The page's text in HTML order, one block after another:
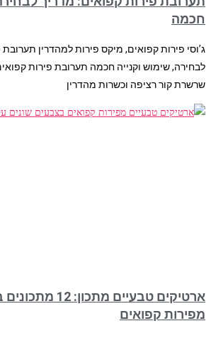
חכמה
ג’וסי פירות קפואים, מיקס פירות למהדרין תערובת
שרשרת קור רציפה וכשרות מהדרין
ארטיקים טבעיים
מפירות קפואים